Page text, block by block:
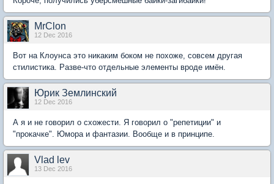
MrClon
12 Dec 2016
Вот на Клоунса это никаким боком не похоже, совсем другая
стилистика. Разве-что отдельные элементы вроде имён.
Юрик Землинский
12 Dec 2016
А я и не говорил о схожести. Я говорил о "репетиции" и
"прокачке". Юмора и фантазии. Вообще и в принципе.
Vlad lev
13 Dec 2016